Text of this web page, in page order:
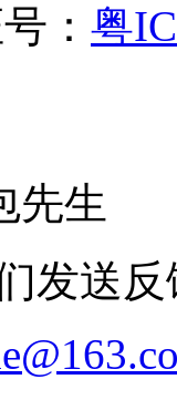
： 粤
先生
发送